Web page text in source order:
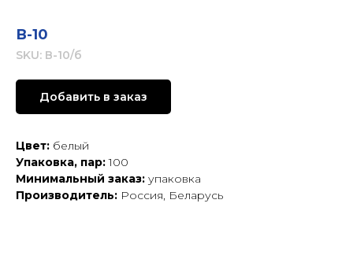
В-10
SKU: В-10/б
Добавить в заказ
Цвет: белый
Упаковка, пар:100
Минимальный заказ: упаковка
Производитель: Россия, Беларусь